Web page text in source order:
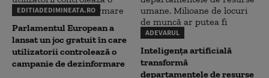
EDITIADEDIMINEATA.RO
Parlamentul European a
lansat un joc gratuit în care
utilizatorii controlează o
campanie de dezinformare
ADEVARUL
Inteligența artificială
transformă
departamentele de resurse